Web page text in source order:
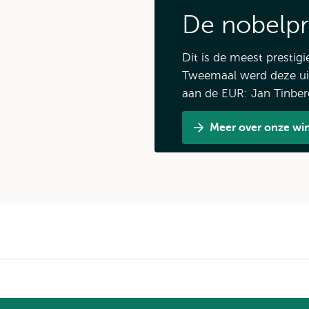
De
Dit is de meest
Tweemaal werd deze
aan de EUR: Jan
Meer over onze